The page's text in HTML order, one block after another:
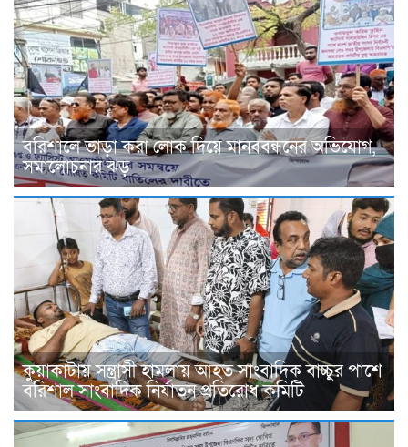
বরিশালে ভাড়া করা লোক দিয়ে মানববন্ধনের অভিযোগ,
সমালোচনার ঝড়
কুয়াকাটায় সন্ত্রাসী হামলায় আহত সাংবাদিক বাচ্চুর পাশে
বরিশাল সাংবাদিক নির্যাতন প্রতিরোধ কমিটি